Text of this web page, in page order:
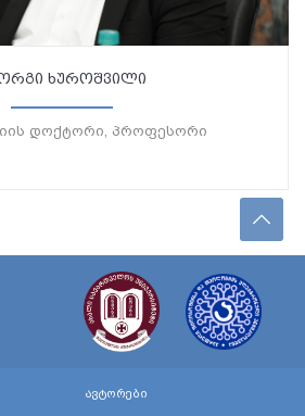
ხუროშვილი
დოქტორი, პროფესორი
ავტორები